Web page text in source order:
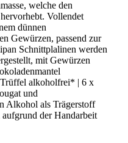
welche den
Vollendet
dünnen
Gewürzen, passend zur
Schnittplalinen werden
mit Gewürzen
alkoholfrei* | 6 x
und
Alkohol als Trägerstoff
der Handarbeit